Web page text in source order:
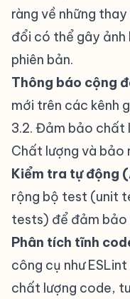
ràng về những
đổi có thể gây ảnh
phiên bản.
Thông báo cộng
mới trên các kênh
3.2. Đảm bảo chất
Chất lượng và bảo
Kiểm tra tự động
rộng bộ test (unit
tests) để đảm bảo
Phân tích tĩnh
công cụ như
chất lượng code,